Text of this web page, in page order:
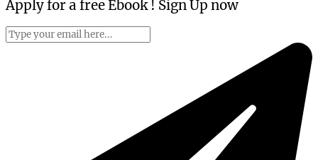
Apply for a free Ebook ! Sign Up now